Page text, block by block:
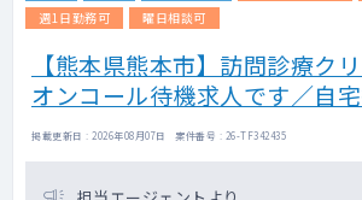
週1日勤務可
曜日相談可
【熊本県熊本市】訪問診療ク
オンコール待機求人です／自
掲載更新日 : 2026年08月07日 案件番号 : 26-TF342435